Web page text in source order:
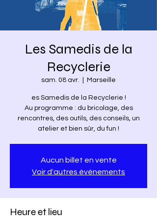
Les Samedis de la
Recyclerie
sam. 08 avr. Marseille
es Samedis de la Recyclerie !
Au programme : du bricolage, des
rencontres, des outils, des conseils, un
atelier et bien sûr, du fun !
Aucun billet en vente
Voir d'autres événements
Heure et lieu